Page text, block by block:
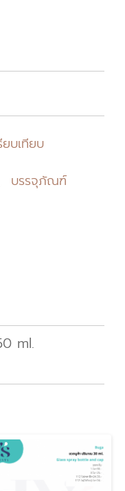
ยบเทียบ
บรรจุภัณฑ์
ml.